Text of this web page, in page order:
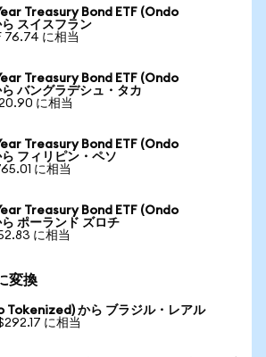
Treasury Bond ETF (Ondo
スイスフラン
76.74 に相当
Treasury Bond ETF (Ondo
バングラデシュ・タカ
に相当
Treasury Bond ETF (Ondo
フィリピン・ペソ
に相当
Treasury Bond ETF (Ondo
ポーランド ズロチ
に相当
変換
Tokenized) から ブラジル・レアル
に相当